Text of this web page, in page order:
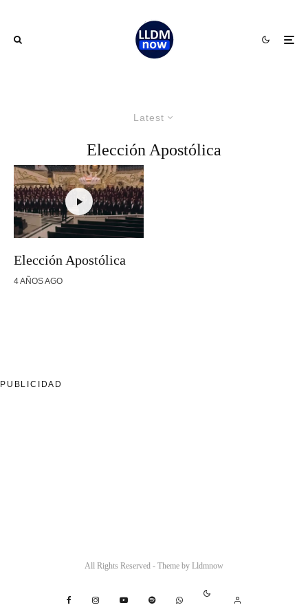
Latest
Elección Apostólica
Elección Apostólica
4 AÑOS AGO
PUBLICIDAD
All Rights Reserved - Theme by Lldmnow